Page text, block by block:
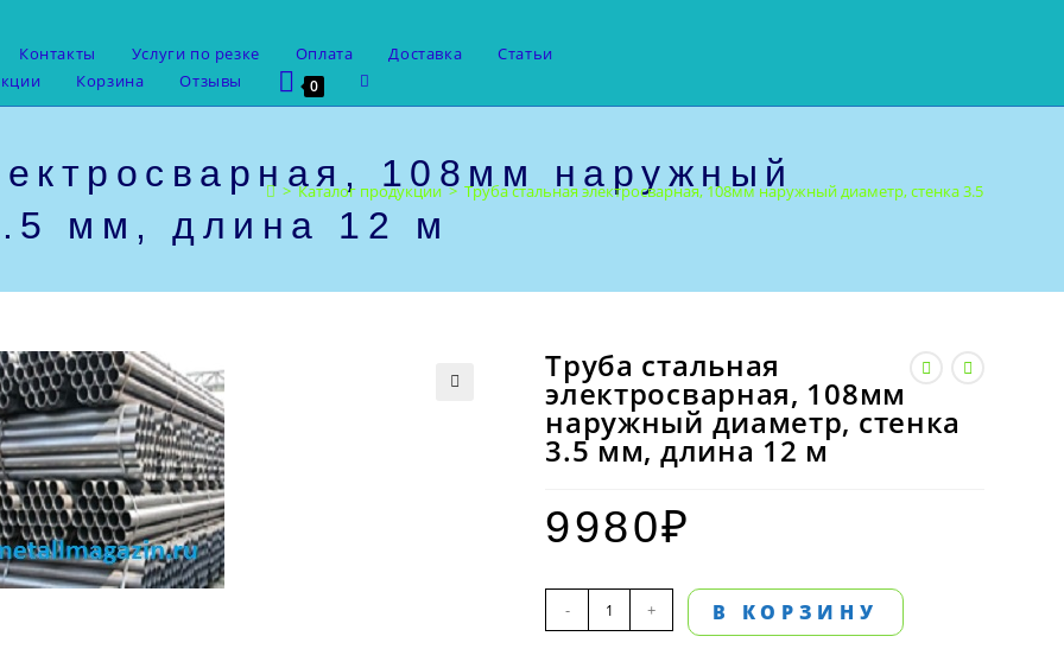
Контакты Услуги по резке Оплата Доставка
Статьи
Корзина Отзывы 0
Переключить
поиск
веб-
сайту108мм наружный
мм, длина 12 м
> Каталог продукции > Труба стальная электросварная, 108мм наружный диаметр, стенка 3.5 мм,
Труба стальная
электросварная, 108мм
наружный диаметр, стенка
3.5 мм, длина 12 м
9980₽
Количество
товара
- + В КОРЗИНУ